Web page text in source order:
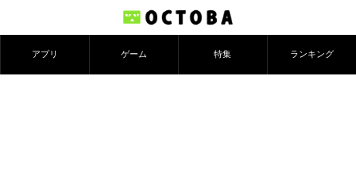
アプリ ゲーム 特集 ランキング